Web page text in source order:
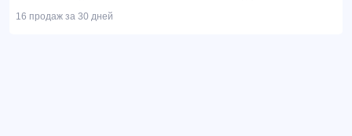
16 продаж за 30 дней